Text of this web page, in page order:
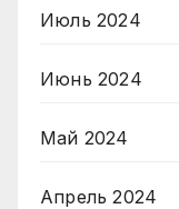
Июль 2024
Июнь 2024
Май 2024
Апрель 2024